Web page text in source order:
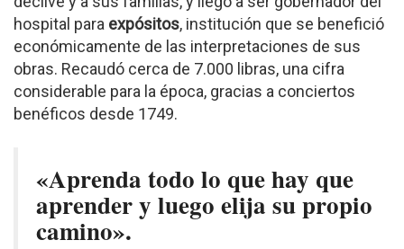
hospital para expósitos, institución que se benefició
económicamente de las interpretaciones de sus
obras. Recaudó cerca de 7.000 libras, una cifra
considerable para la época, gracias a conciertos
benéficos desde 1749.
«Aprenda todo lo que hay que
aprender y luego elija su propio
camino».